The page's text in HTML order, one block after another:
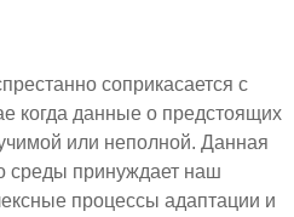
соприкасается с
когда данные о предстоящих
или неполной. Данная
среды принуждает наш
процессы адаптации и